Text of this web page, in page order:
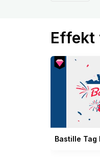
Effekt
Bastille Tag